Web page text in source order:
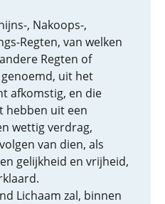
, Nakoops-,
Regten, van welken
Regten of
uit het
afkomstig, en die
hebben uit een
wettig verdrag,
van dien, als
gelijkheid en vrijheid,
Lichaam zal, binnen